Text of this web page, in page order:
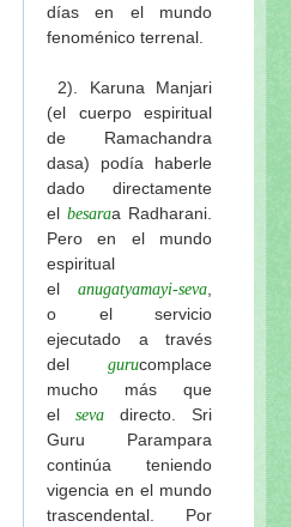
días en el mundo
fenoménico terrenal.
2). Karuna Manjari
(el cuerpo espiritual
de Ramachandra
dasa) podía haberle
dado directamente
el besaraa Radharani.
Pero en el mundo
espiritual
el anugatyamayi-seva
o el servicio
ejecutado a través
del gurucomplace
mucho más que
el seva directo. Sri
Guru Parampara
continúa teniendo
vigencia en el mundo
trascendental. Por